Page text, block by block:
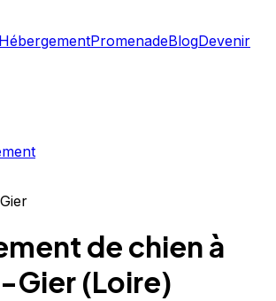
HébergementPromenadeBlogDevenir
de chien à
Gier (Loire)